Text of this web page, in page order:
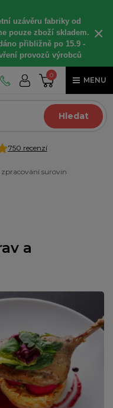
uzávěru fabriky od
pouze zboží skladem.
přibližně po 15.9 -
provozů výrobců
×
0
MENU
Hledat
750 recenzí
surovin
a